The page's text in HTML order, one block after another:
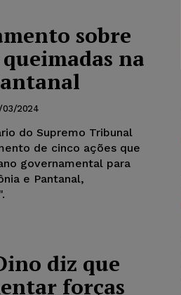
sobre
na
03/2024
do Supremo Tribunal
de cinco ações que
governamental para
e Pantanal,
diz que
forças